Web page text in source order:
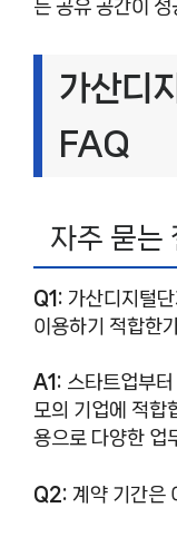
는 공유 공간이
가산디
FAQ
자주 묻는
Q1: 가산디지털
이용하기 적합한
A1: 스타트업부
모의 기업에 적합
용으로 다양한 업
Q2: 계약 기간은